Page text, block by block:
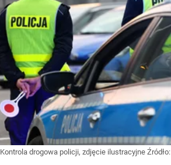
Kontrola drogowa policji, zdjęcie ilustracyjne Źródło: